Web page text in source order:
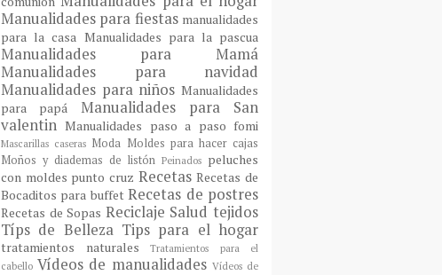
Manualidades para fiestas manualidades
para la casa Manualidades para la pascua
Manualidades para Mamá
Manualidades para navidad
Manualidades para niños Manualidades
para papá Manualidades para San
valentinManualidades paso a paso fomi
Mascarillas caseras Moda Moldes para hacer cajas
Moños y diademas de listónPeinados peluches
con moldes punto cruz RecetasRecetas de
Bocaditos para buffetRecetas de postres
Recetas de Sopas Reciclaje Saludtejidos
Típs de Belleza Tips para el hogar
tratamientos naturales
Tratamientos para el
cabello Vídeos de manualidades Vídeos de